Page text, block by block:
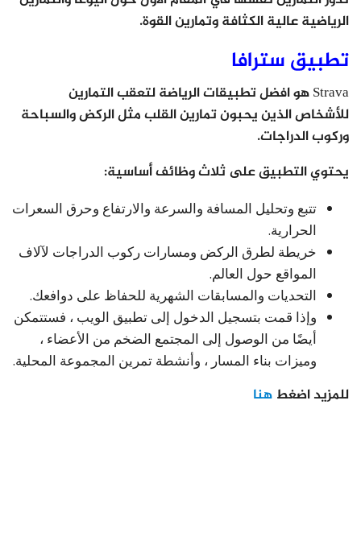
الرياضية عالية الكثافة وتمارين القوة.
تطبيق سترافا
Strava هو افضل تطبيقات الرياضة لتعقب التمارين
للأشخاص الذين يحبون تمارين القلب مثل الركض والسباحة
وركوب الدراجات.
يحتوي التطبيق على ثلاث وظائف أساسية:
تتبع وتحليل المسافة والسرعة والارتفاع وحرق السعرات
الحرارية.
خريطة لطرق الركض ومسارات ركوب الدراجات لآلاف
المواقع حول العالم.
التحديات والمسابقات الشهرية للحفاظ على دوافعك.
وإذا قمت بتسجيل الدخول إلى تطبيق الويب ، فستتمكن
أيضًا من الوصول إلى المجتمع الضخم من الأعضاء ،
وميزات بناء المسار ، وأنشطة تمرين المجموعة المحلية.
للمزيد اضغط هنا